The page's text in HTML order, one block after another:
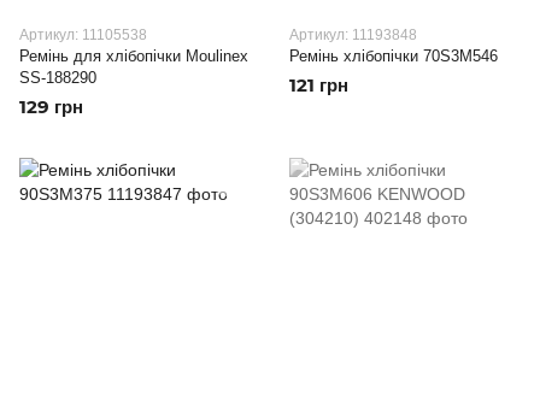
Артикул: 11105538
Ремінь для хлібопічки Moulinex
SS-188290
129 грн
Артикул: 11193848
Ремінь хлібопічки 70S3M546
121 грн